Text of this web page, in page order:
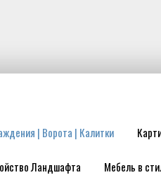
| Ворота | Калитки
Ландшафта Мебель в